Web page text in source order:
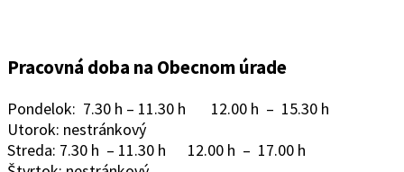
Pracovná doba na Obecnom úrade
Pondelok: 7.30 h – 11.30 h 12.00 h – 15.30 h
Utorok: nestránkový
Streda: 7.30 h – 11.30 h 12.00 h – 17.00 h